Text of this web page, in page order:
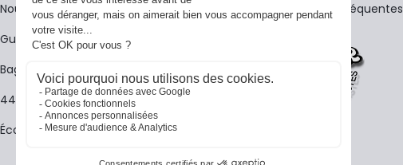
Nous contacter
Guides La Baguetterie
Baguetterie Shop Online
44 ans de rencontres
Écoles
FAQ - Questions Fréquentes